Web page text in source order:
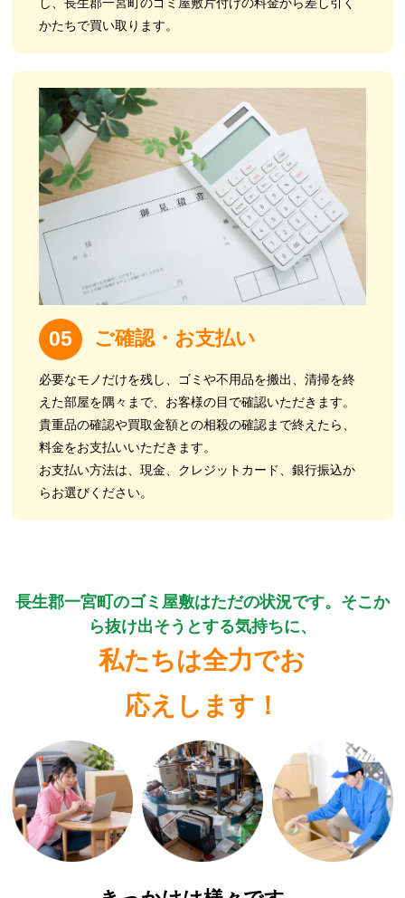
かたちで買い取ります。
05 ご確認・お支払い
必要なモノだけを残し、ゴミや不用品を搬出、清掃を終
えた部屋を隅々まで、お客様の目で確認いただきます。
貴重品の確認や買取金額との相殺の確認まで終えたら、
料金をお支払いいただきます。
お支払い方法は、現金、クレジットカード、銀行振込か
らお選びください。
長生郡一宮町のゴミ屋敷はただの状況です。そこか
ら抜け出そうとする気持ちに、
私たちは全力でお
応えします！